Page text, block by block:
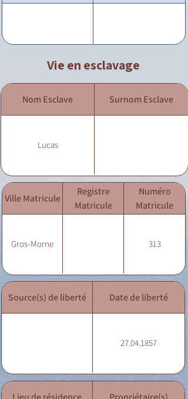
Vie en esclavage
Nom Esclave Surnom Esclave
Lucas
Ville Matricule
Registre
Matricule
Numéro
Matricule
Gros-Morne 313
Source(s) de liberté Date de liberté
27.04.1857